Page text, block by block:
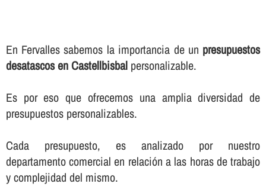
En Fervalles sabemos la importancia de un presupuestos
desatascos en Castellbisbalpersonalizable.
Es por eso que ofrecemos una amplia diversidad de
presupuestos personalizables.
Cada presupuesto, es analizado por nuestro
departamento comercial en relación a las horas de trabajo
y complejidad del mismo.